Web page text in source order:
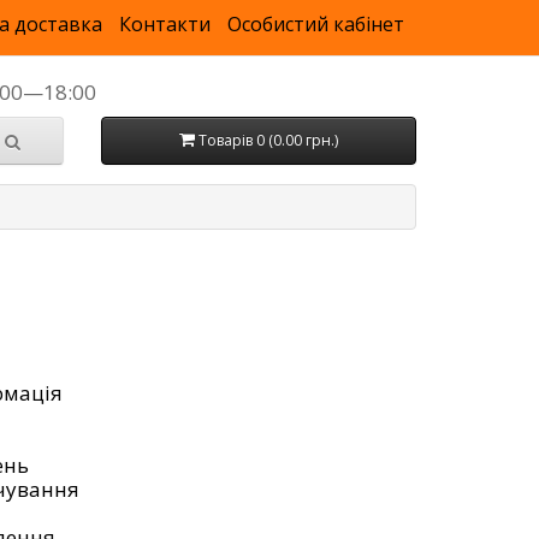
доставка Контакти Особистий кабінет
Товарів 0 (0.00 грн.)